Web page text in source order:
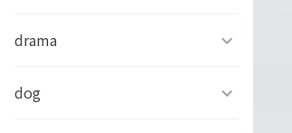
虫かぶり姫
おそ松さん 英語で東京案内
ぽぽち
中村美遥
かいじゅうせかいせいふく
チャギントンプログラミン
芸艸堂 北斎漫画
女子力高めな獅子原くん
兄だったモノ
drama
フェイクファクトリップス
dog